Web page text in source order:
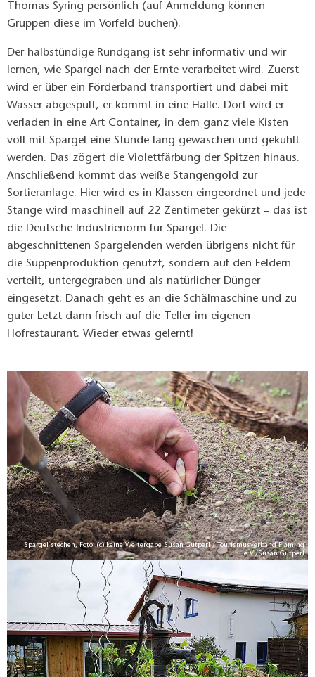
Thomas Syring persönlich (auf Anmeldung können
Gruppen diese im Vorfeld buchen).
Der halbstündige Rundgang ist sehr informativ und wir
lernen, wie Spargel nach der Ernte verarbeitet wird. Zuerst
wird er über ein Förderband transportiert und dabei mit
Wasser abgespült, er kommt in eine Halle. Dort wird er
verladen in eine Art Container, in dem ganz viele Kisten
voll mit Spargel eine Stunde lang gewaschen und gekühlt
werden. Das zögert die Violettfärbung der Spitzen hinaus.
Anschließend kommt das weiße Stangengold zur
Sortieranlage. Hier wird es in Klassen eingeordnet und jede
Stange wird maschinell auf 22 Zentimeter gekürzt – das ist
die Deutsche Industrienorm für Spargel. Die
abgeschnittenen Spargelenden werden übrigens nicht für
die Suppenproduktion genutzt, sondern auf den Feldern
verteilt, untergegraben und als natürlicher Dünger
eingesetzt. Danach geht es an die Schälmaschine und zu
guter Letzt dann frisch auf die Teller im eigenen
Hofrestaurant. Wieder etwas gelernt!
Spargel stechen, Foto: (c) keine Weitergabe Susan Gutperl / Tourismusverband Fläming
e.V./Susan Gutperl